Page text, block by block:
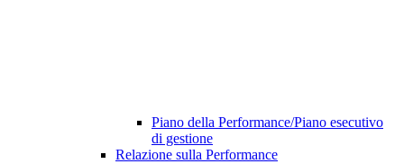
Piano della Performance/Piano esecutivo
di gestione
Relazione sulla Performance